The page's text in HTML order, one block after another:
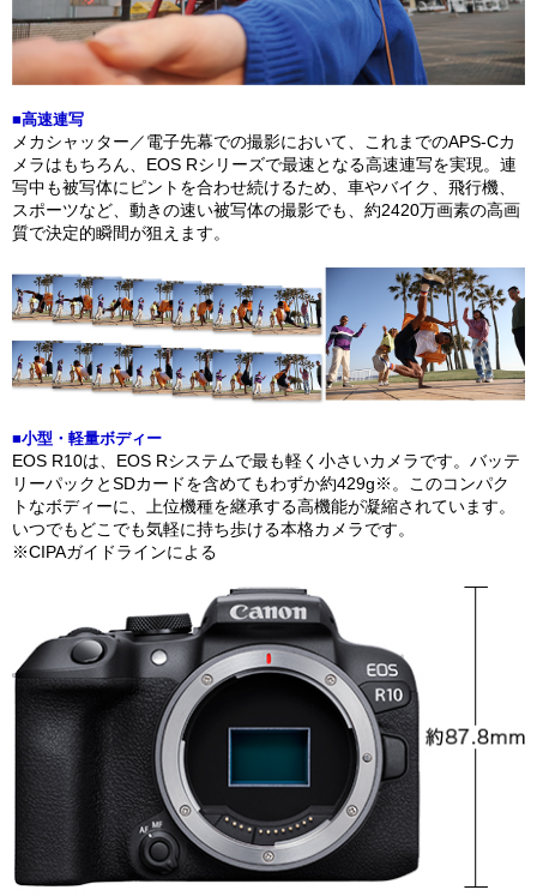
■高速連写
メカシャッター／電子先幕での撮影において、これまでのAPS-Cカ
メラはもちろん、EOS Rシリーズで最速となる高速連写を実現。連
写中も被写体にピントを合わせ続けるため、車やバイク、飛行機、
スポーツなど、動きの速い被写体の撮影でも、約2420万画素の高画
質で決定的瞬間が狙えます。
■小型・軽量ボディー
EOS R10は、EOS Rシステムで最も軽く小さいカメラです。バッテ
リーパックとSDカードを含めてもわずか約429g※。このコンパク
トなボディーに、上位機種を継承する高機能が凝縮されています。
いつでもどこでも気軽に持ち歩ける本格カメラです。
※CIPAガイドラインによる